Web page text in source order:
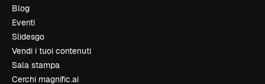
Blog
Eventi
Slidesgo
Vendi i tuoi contenuti
Sala stampa
Cerchi magnific.ai